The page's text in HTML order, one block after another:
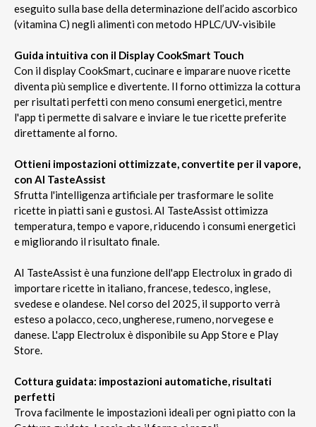
eseguito sulla base della determinazione dell’acido ascorbico
(vitamina C) negli alimenti con metodo HPLC/UV-visibile
Guida intuitiva con il Display CookSmart Touch
Con il display CookSmart, cucinare e imparare nuove ricette
diventa più semplice e divertente. Il forno ottimizza la cottura
per risultati perfetti con meno consumi energetici, mentre
l'app ti permette di salvare e inviare le tue ricette preferite
direttamente al forno.
Ottieni impostazioni ottimizzate, convertite per il vapore,
con AI TasteAssist
Sfrutta l'intelligenza artificiale per trasformare le solite
ricette in piatti sani e gustosi. AI TasteAssist ottimizza
temperatura, tempo e vapore, riducendo i consumi energetici
e migliorando il risultato finale.
AI TasteAssist è una funzione dell'app Electrolux in grado di
importare ricette in italiano, francese, tedesco, inglese,
svedese e olandese. Nel corso del 2025, il supporto verrà
esteso a polacco, ceco, ungherese, rumeno, norvegese e
danese. L'app Electrolux è disponibile su App Store e Play
Store.
Cottura guidata: impostazioni automatiche, risultati
perfetti
Trova facilmente le impostazioni ideali per ogni piatto con la